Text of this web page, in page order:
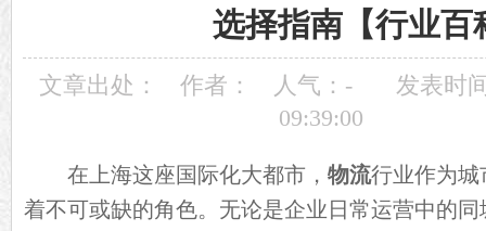
选择指南【行业百
文章出处： 作者： 人气： -
发表时
09:39:00
在上海这座国际化大都市， 物流行业作为城
着不可或缺的角色。无论是企业日常运营中的